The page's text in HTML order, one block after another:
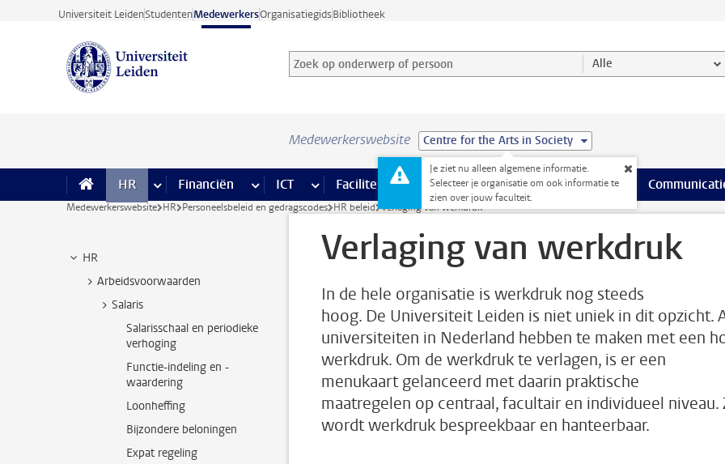
Ga direct naar de inhoud
Universiteit LeidenStudentenMedewerkersOrganisatiegidsBibliotheek
Zoek op onderwerp of persoon en selecteer categorie
Zoekterm Alle
Medewerkerswebsite Centre for the Arts in Society
Je ziet nu alleen algemene informatie.
Selecteer je organisatie om ook informatie te
zien over jouw faculteit.
HR meer HR pagina’s
Financiën meer Financiën pagina’s
ICT meer ICT pagina’s
Faciliteiten meer Faciliteiten pagina’s
Onderwijs meer Onderwijs pagina’s
Onderzoek meer Onderzoek
Medewerkerswebsite HR Personeelsbeleid en gedragscodes HR beleid Verlaging van werkdruk
HR
Arbeidsvoorwaarden
Salaris
Salarisschaal en periodieke
verhoging
Functie-indeling en -
waardering
Loonheffing
Bijzondere beloningen
Expat regeling
Verlaging van werkdruk
In de hele organisatie is werkdruk nog steeds
hoog. De Universiteit Leiden is niet uniek in dit opzicht.
universiteiten in Nederland hebben te maken met een
werkdruk. Om de werkdruk te verlagen, is er een
menukaart gelanceerd met daarin praktische
maatregelen op centraal, facultair en individueel niveau.
wordt werkdruk bespreekbaar en hanteerbaar.